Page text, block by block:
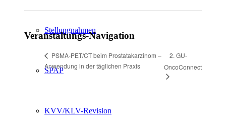
Stellungnahmen
SPAP
KVV/KLV-Revision
Veranstaltungs-Navigation
PSMA-PET/CT beim Prostatakarzinom –
Anwendung in der täglichen Praxis
2. GU-
OncoConnect